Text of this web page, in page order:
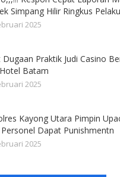
Simpang Hilir Ringkus
2025
Dugaan Praktik Judi Casino
Batam
2025
Kayong Utara Pimpin
Dapat Punishmentn
2025